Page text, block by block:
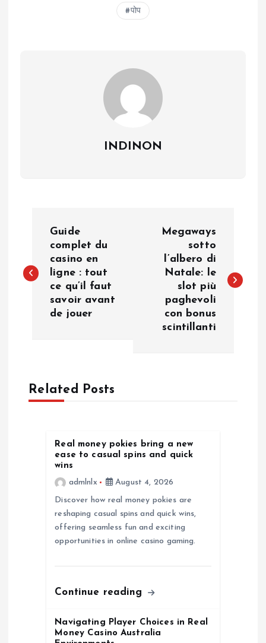
पोप
INDINON
s
v
Guide
complet du
casino en
ligne : tout
ce qu’il faut
savoir avant
de jouer
Megaways
sotto
l’albero di
Natale: le
slot più
paghevoli
con bonus
scintillanti
Related Posts
Real money pokies bring a new
ease to casual spins and quick
wins
admlnlx
August 4, 2026
Discover how real money pokies are
reshaping casual spins and quick wins,
offering seamless fun and exciting
opportunities in online casino gaming.
Continue reading
Navigating Player Choices in Real
Money Casino Australia